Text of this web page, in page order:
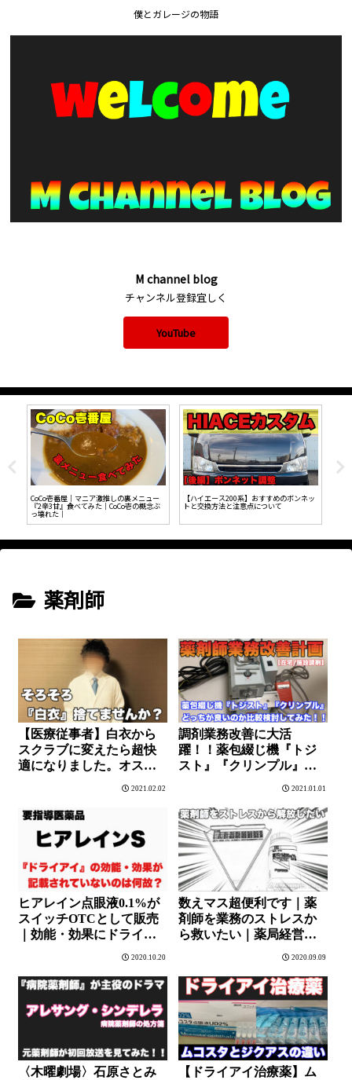
僕とガレージの物語
M channel blog
チャンネル登録宜しく
YouTube
CoCo壱番屋｜マニア激推しの裏メニュー
『2辛3甘』食べてみた｜CoCo壱の概念ぶ
っ壊れた｜
【ハイエース200系】おすすめのボンネッ
トと交換方法と注意点について
薬剤師
【医療従事者】白衣から
スクラブに変えたら超快
適になりました。オスス
メのメーカーはコレ
2021.02.02
調剤業務改善に大活
躍！！薬包綴じ機『トジ
スト』『クリンプル』ど
っちが良いのか比較して
2021.01.01
ヒアレイン点眼液0.1%が
スイッチOTCとして販売
｜効能・効果にドライア
2020.10.20
数えマス超便利です｜薬
剤師を業務のストレスか
ら救いたい｜薬局経営者
2020.09.09
〈木曜劇場〉石原さとみ
【ドライアイ治療薬】ム